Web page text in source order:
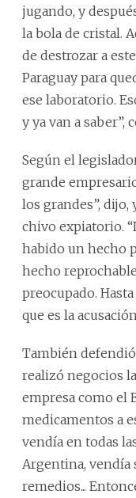
jugando, y
la bola de cristal.
de destrozar a
Paraguay para
ese laboratorio.
y ya van a saber”,
Según el
grande
los grandes”, dijo,
chivo expiatorio.
habido un hecho
hecho
preocupado.
que es la
También
realizó negocios
empresa como el
medicamentos a
vendía en todas
Argentina, vendía
remedios...